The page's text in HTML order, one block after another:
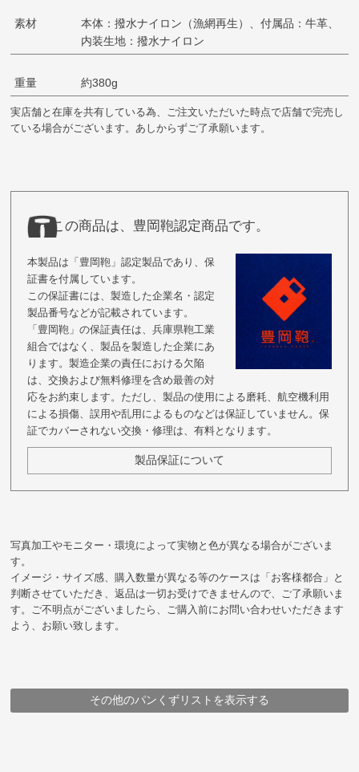
素材
本体：撥水ナイロン（漁網再生）、付属品：牛革、
内装生地：撥水ナイロン
重量 約380g
実店舗と在庫を共有している為、ご注文いただいた時点で店舗で完売し
ている場合がございます。あしからずご了承願います。
この商品は、豊岡鞄認定商品です。
本製品は「豊岡鞄」認定製品であり、保
証書を付属しています。
この保証書には、製造した企業名・認定
製品番号などが記載されています。
「豊岡鞄」の保証責任は、兵庫県鞄工業
組合ではなく、製品を製造した企業にあ
ります。製造企業の責任における欠陥
は、交換および無料修理を含め最善の対
応をお約束します。ただし、製品の使用による磨耗、航空機利用
による損傷、誤用や乱用によるものなどは保証していません。保
証でカバーされない交換・修理は、有料となります。
製品保証について
写真加工やモニター・環境によって実物と色が異なる場合がございま
す。
イメージ・サイズ感、購入数量が異なる等のケースは「お客様都合」と
判断させていただき、返品は一切お受けできませんので、ご了承願いま
す。ご不明点がございましたら、ご購入前にお問い合わせいただきます
よう、お願い致します。
その他のパンくずリストを表示する